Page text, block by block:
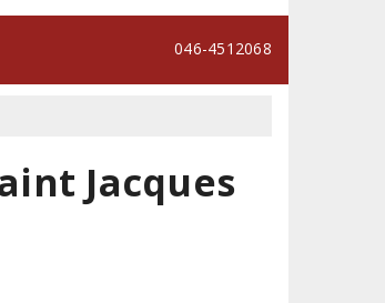
046-4512068
Jacques